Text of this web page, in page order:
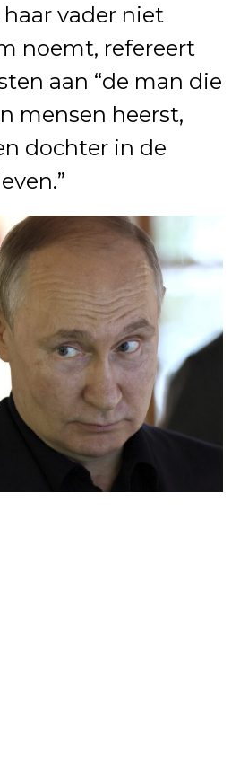
vader niet
noemt, refereert
aan “de man die
mensen heerst,
dochter in de